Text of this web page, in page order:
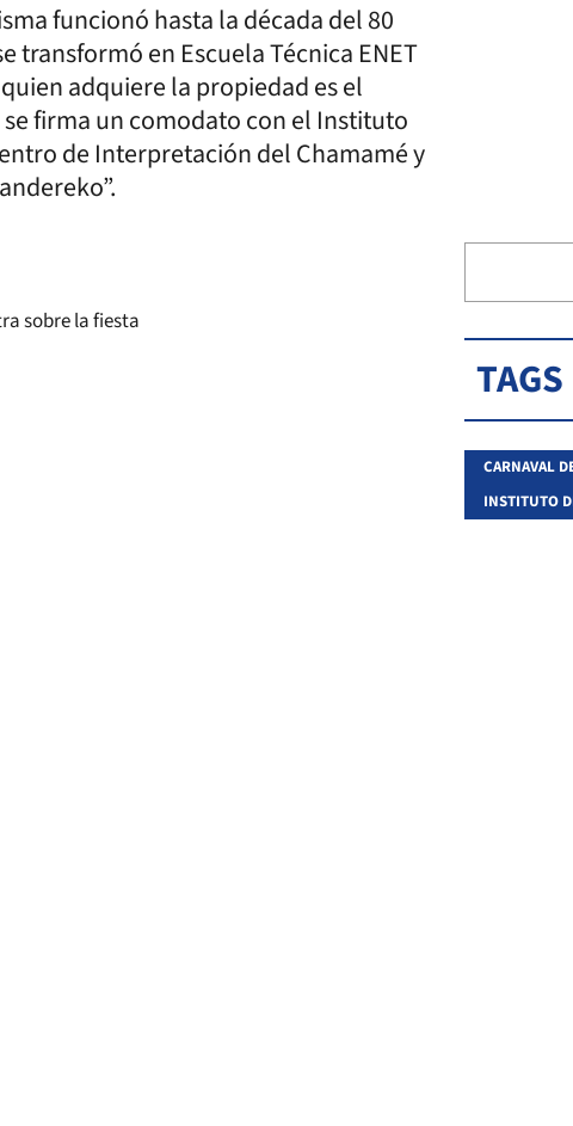
funcionó hasta la década del 80
transformó en Escuela Técnica ENET
adquiere la propiedad es el
firma un comodato con el Instituto
de Interpretación del Chamamé y
TAGS
CARNAVAL
INSTITUTO